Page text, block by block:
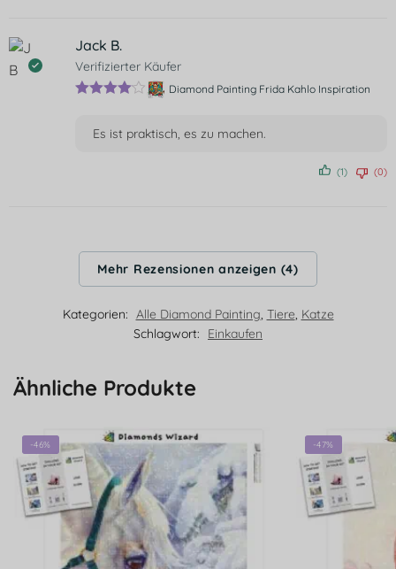
Jack B.
Verifizierter Käufer
Diamond Painting Frida Kahlo Inspiration
Es ist praktisch, es zu machen.
(1) (0)
Mehr Rezensionen anzeigen (4)
Kategorien: Alle Diamond Painting, Tiere, Katze
Schlagwort:
Einkaufen
Ähnliche Produkte
-46% -47%